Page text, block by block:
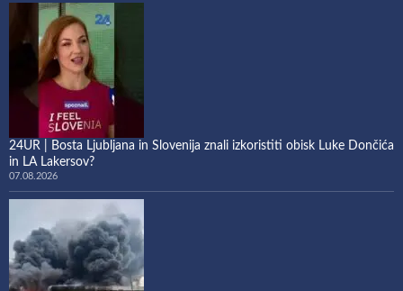
24UR | Bosta Ljubljana in Slovenija znali izkoristiti obisk Luke Dončića
in LA Lakersov?
07.08.2026